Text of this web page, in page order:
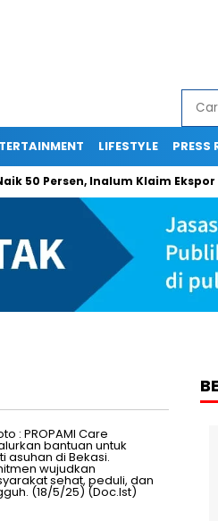
LIFESTYLE PRESS
Persen, Inalum Klaim Ekspor